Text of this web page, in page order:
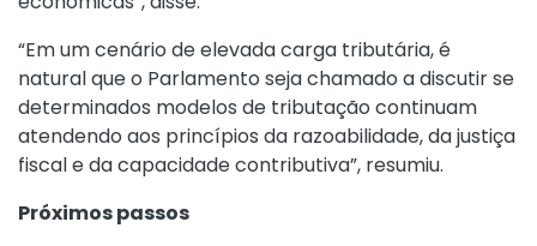
“Em um cenário de elevada carga tributária, é
natural que o Parlamento seja chamado a discutir se
determinados modelos de tributação continuam
atendendo aos princípios da razoabilidade, da justiça
fiscal e da capacidade contributiva”, resumiu.
Próximos passos